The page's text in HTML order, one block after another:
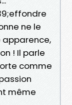
ne le
apparence,
! Il parle
comme
même